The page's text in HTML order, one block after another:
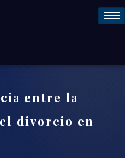
entre la
divorcio en